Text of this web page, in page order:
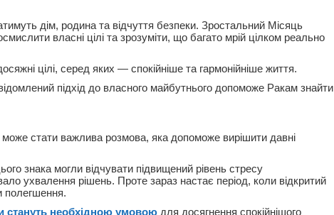
дім, родина та відчуття безпеки. Зростальний Місяць
власні цілі та зрозуміти, що багато мрій цілком реально
цілі, серед яких — спокійніше та гармонійніше життя.
підхід до власного майбутнього допоможе Ракам знайти
стати важлива розмова, яка допоможе вирішити давні
знака могли відчувати підвищений рівень стресу
ухвалення рішень. Проте зараз настає період, коли відкритий
полегшення.
стануть необхідною умовою для досягнення спокійнішого